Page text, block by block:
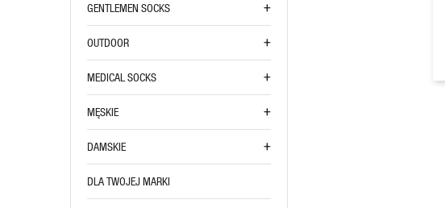
GENTLEMEN SOCKS
OUTDOOR
MEDICAL SOCKS
MĘSKIE
DAMSKIE
DLA TWOJEJ MARKI